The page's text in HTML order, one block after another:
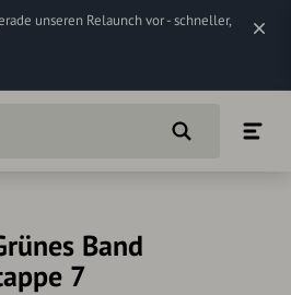
unseren Relaunch vor - schneller,
Band
7